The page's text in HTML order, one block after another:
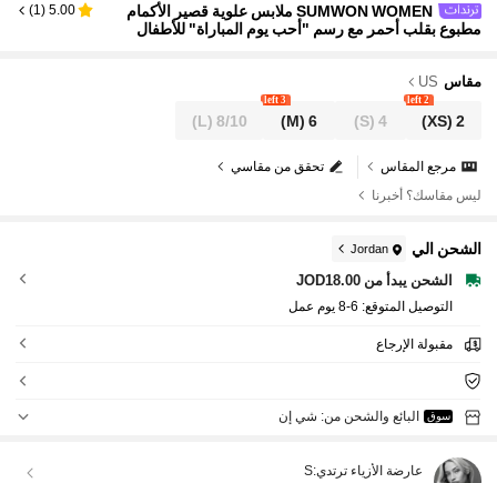
SUMWON WOMEN ملابس علوية قصير الأكمام
مطبوع بقلب أحمر مع رسم "أحب يوم المباراة" للأطفال
5.00
(
1
)
مقاس US
2
(XS)
2 left
4
(S)
6
(M)
3 left
8/10
(L)
تحقق من مقاسي
مرجع المقاس
ليس مقاسك؟ أخبرنا
الشحن الي Jordan
الشحن يبدأ من JOD18.00
التوصيل المتوقع: 6-8 يوم عمل
مقبولة الإرجاع
سوق البائع والشحن من: شي إن
عارضة الأزياء ترتدي:S